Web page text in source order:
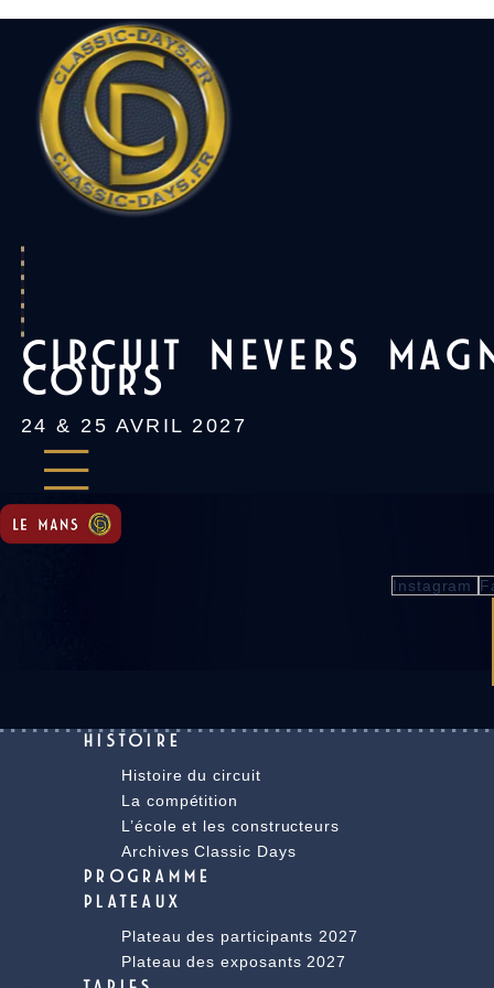
content
CIRCUIT NEVERS
COURS
24 & 25 AVRIL 2027
Instagram
HISTOIRE
Histoire du circuit
La compétition
L’école et les constructeurs
Archives Classic Days
PROGRAMME
PLATEAUX
Plateau des participants 2027
Plateau des exposants 2027